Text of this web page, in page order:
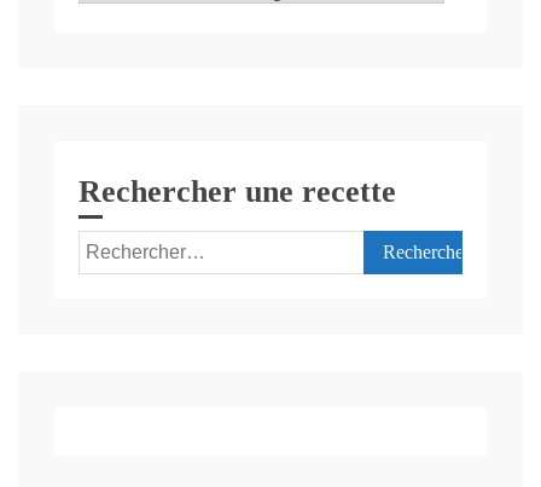
Rechercher une recette
Rechercher :